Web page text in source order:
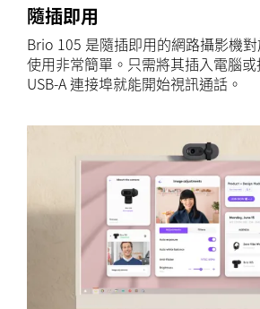
隨插即用
Brio 105 是隨插即用的網路攝影機
使用非常簡單。只需將其插入電腦
USB-A 連接埠就能開始視訊通話。